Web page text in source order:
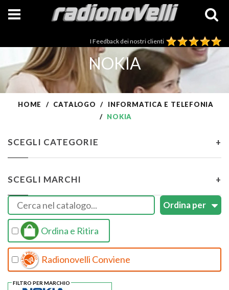
I Feedback dei nostri clienti
NOKIA
HOME CATALOGO
INFORMATICA E TELEFONIA
NOKIA
SCEGLI CATEGORIE +
SCEGLI MARCHI +
Ordina e Ritira
Radionovelli Conviene
FILTRO PER MARCHIO